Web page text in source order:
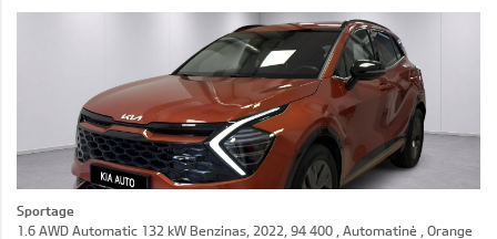
Sportage
1.6 AWD Automatic 132 kW Benzinas, 2022, 94 400 , Automatinė , Orange